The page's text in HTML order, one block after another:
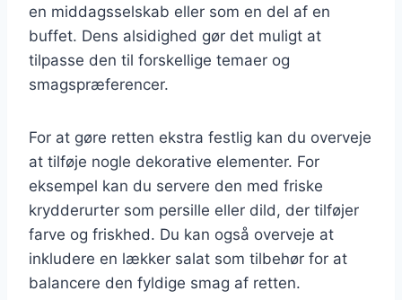
en middagsselskab eller som en del af en
buffet. Dens alsidighed gør det muligt at
tilpasse den til forskellige temaer og
smagspræferencer.
For at gøre retten ekstra festlig kan du overveje
at tilføje nogle dekorative elementer. For
eksempel kan du servere den med friske
krydderurter som persille eller dild, der tilføjer
farve og friskhed. Du kan også overveje at
inkludere en lækker salat som tilbehør for at
balancere den fyldige smag af retten.